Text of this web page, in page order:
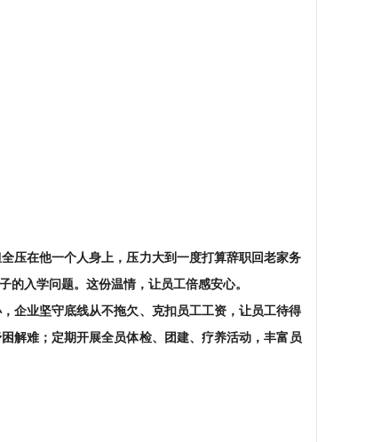
压在他一个人身上，压力大到一度打算辞职回老家务
入学问题。这份温情，让员工倍感安心。
企业坚守底线从不拖欠、克扣员工工资，让员工待得
解难；定期开展全员体检、团建、疗养活动，丰富员